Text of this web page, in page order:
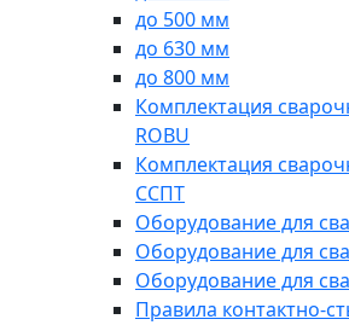
до 500 мм
до 630 мм
до 800 мм
Комплектация
ROBU
Комплектация
ССПТ
Оборудование для
Оборудование для
Оборудование для
Правила контактно-